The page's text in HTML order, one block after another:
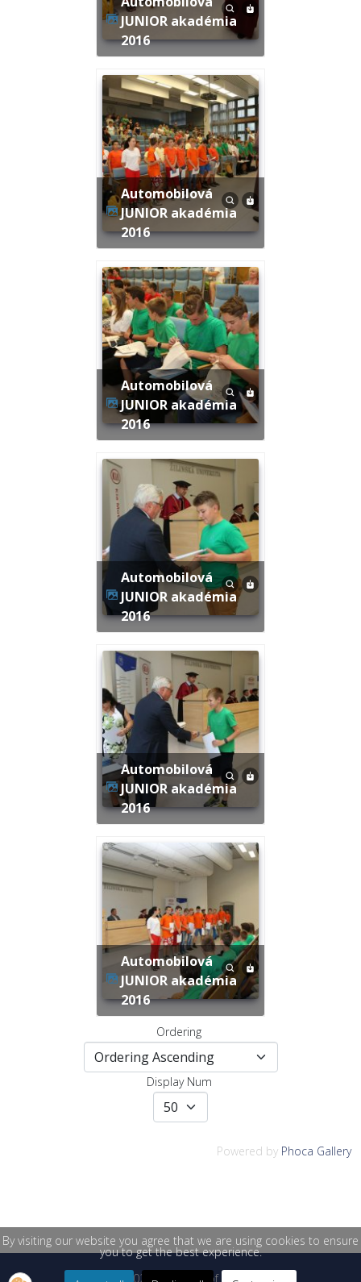
JUNIOR akadémia
2016
Automobilová
JUNIOR akadémia
2016
Automobilová
JUNIOR akadémia
2016
Automobilová
JUNIOR akadémia
2016
Automobilová
JUNIOR akadémia
2016
Automobilová
JUNIOR akadémia
2016
Ordering
Display Num
Powered by Phoca Gallery
© 2026 University of Žilina
By visiting our website you agree that we are using cookies to ensure
you to get the best experience.